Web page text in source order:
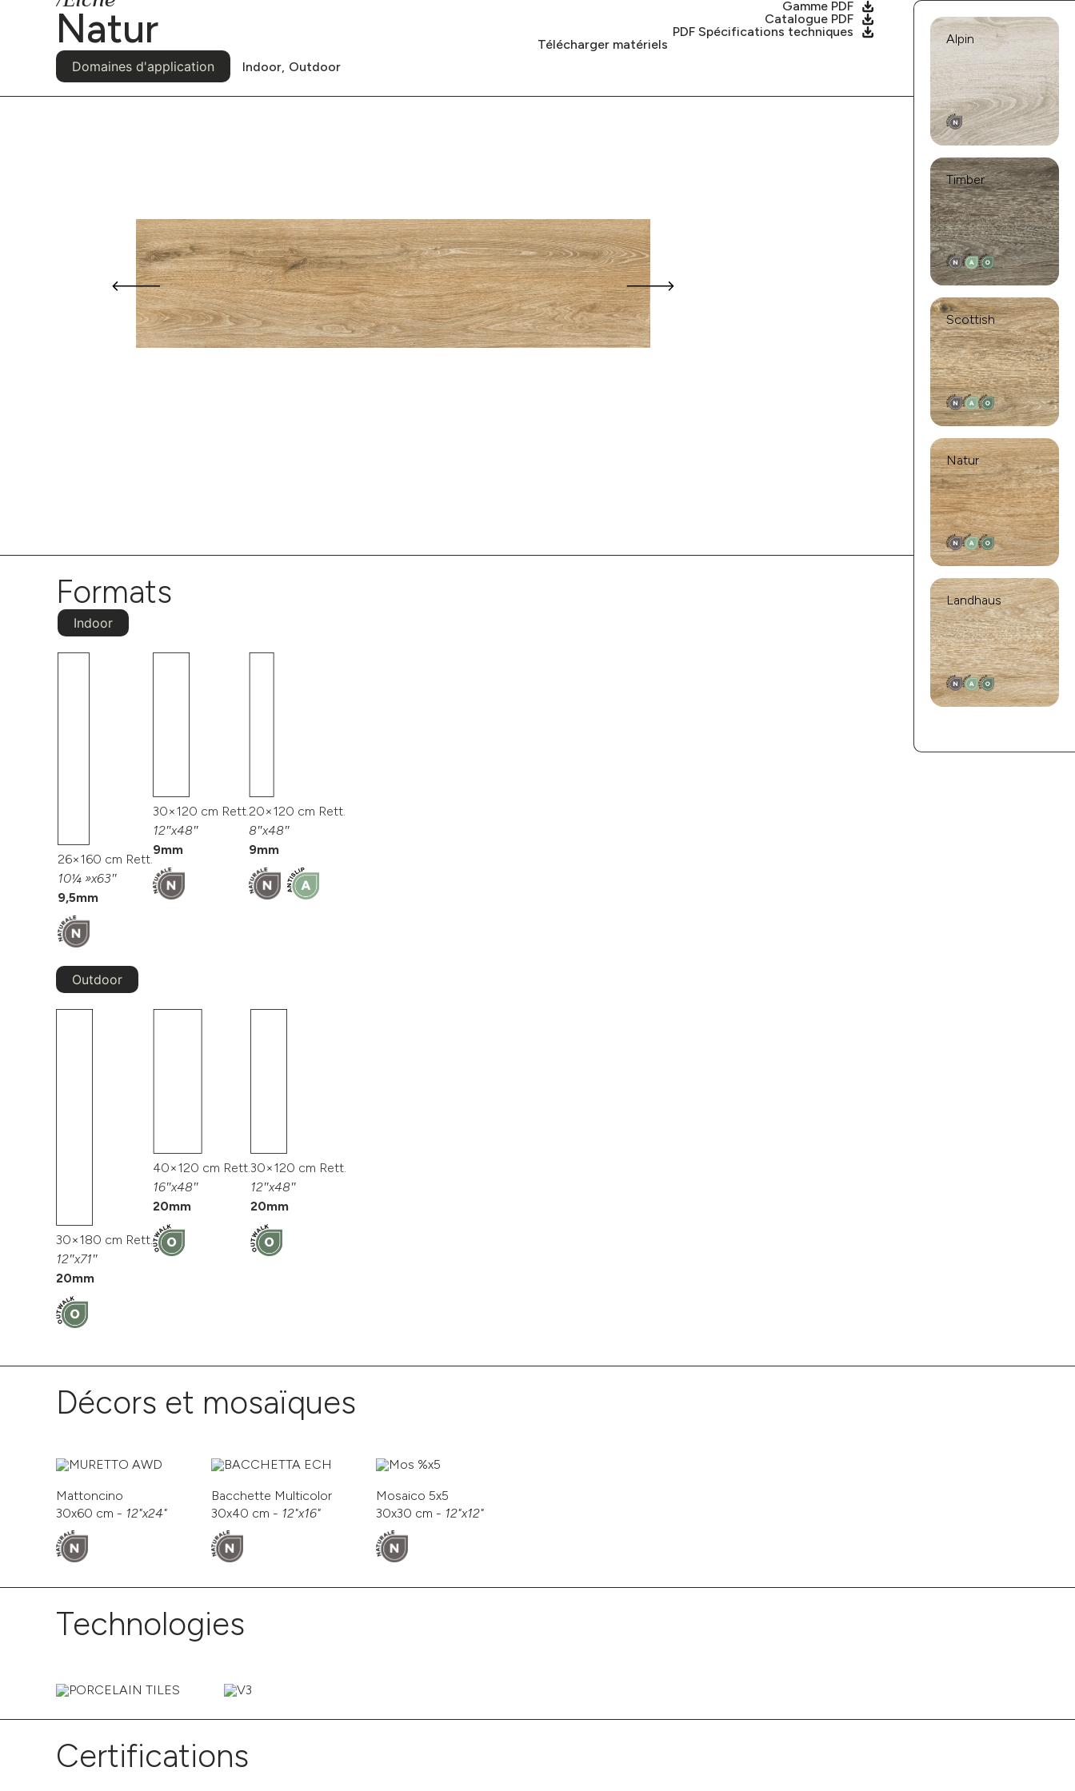
Natur
Domaines d'application Indoor, Outdoor
Gamme PDF
Catalogue PDF
PDF Spécifications techniques
Télécharger matériels
Alpin
Timber
Scottish
Natur
Landhaus
Formats
Indoor
26×160 cm Rett.
10¼ »x63″
9,5mm
30×120 cm Rett.
12″x48″
9mm
20×120 cm Rett.
8″x48″
9mm
Outdoor
30×180 cm Rett.
12″x71″
20mm
40×120 cm Rett.
16″x48″
20mm
30×120 cm Rett.
12″x48″
20mm
Décors et mosaïques
Mattoncino
30x60 cm - 12"x24"
Bacchette Multicolor
30x40 cm - 12"x16"
Mosaico 5x5
30x30 cm - 12"x12"
Technologies
Certifications